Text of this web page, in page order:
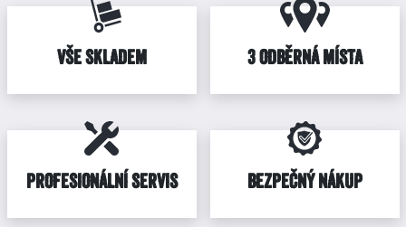
VŠE SKLADEM 3 ODBĚRNÁ MÍSTA
PROFESIONÁLNÍ SERVIS BEZPEČNÝ NÁKUP